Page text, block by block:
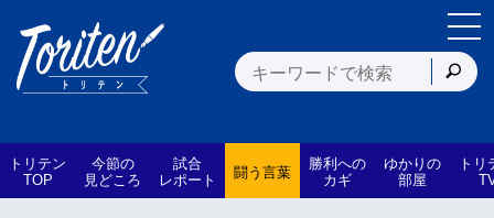
トリテン
TOP
今節の
見どころ
試合
レポート 闘う言葉 勝利への
カギ
ゆかりの
部屋
トリ